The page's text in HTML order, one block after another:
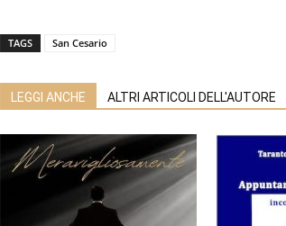
TAGS San Cesario
LEGGI ANCHE ALTRI ARTICOLI DELL'AUTORE